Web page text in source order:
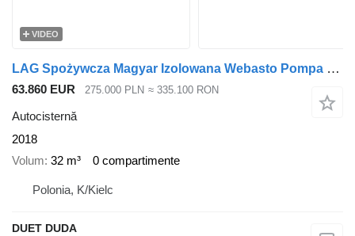
VIDEO
LAG Spożywcza Magyar Izolowana Webasto Pompa Elektryczna do Zrzutu
63.860 EUR 275.000 PLN ≈ 335.100 RON
Autocisternă
2018
Volum 32 m³ 0 compartimente
Polonia, K/Kielc
DUET DUDA